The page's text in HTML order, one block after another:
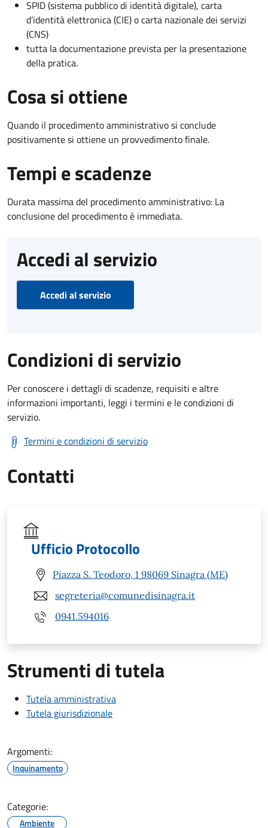
SPID (sistema pubblico di identità digitale), carta
d’identità elettronica (CIE) o carta nazionale dei servizi
(CNS)
tutta la documentazione prevista per la presentazione
della pratica.
Cosa si ottiene
Quando il procedimento amministrativo si conclude
positivamente si ottiene un provvedimento finale.
Tempi e scadenze
Durata massima del procedimento amministrativo: La
conclusione del procedimento è immediata.
Accedi al servizio
Accedi al servizio
Condizioni di servizio
Per conoscere i dettagli di scadenze, requisiti e altre
informazioni importanti, leggi i termini e le condizioni di
servizio.
Termini e condizioni di servizio
Contatti
Ufficio Protocollo
Piazza S. Teodoro, 1 98069 Sinagra (ME)
segreteria@comunedisinagra.it
0941.594016
Strumenti di tutela
Tutela amministrativa
Tutela giurisdizionale
Argomenti:
Inquinamento
Categorie:
Ambiente